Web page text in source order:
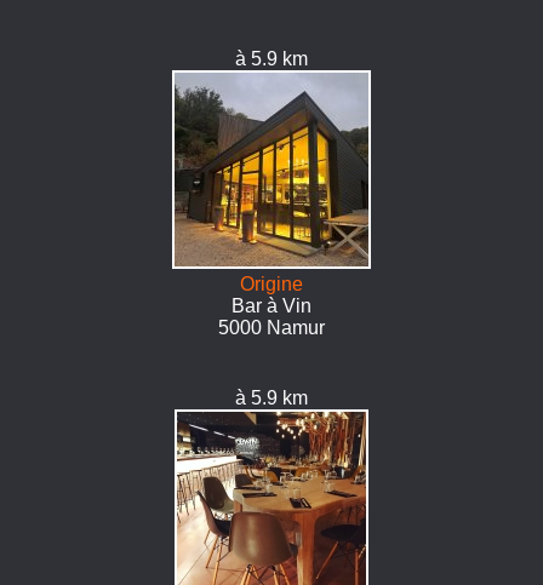
à 5.9 km
Origine
Bar à Vin
5000 Namur
à 5.9 km